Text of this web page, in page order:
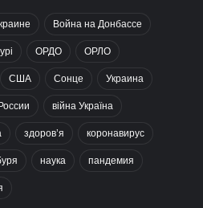
Война на Донбассе
ОРДО ОРЛО
США Сонце Украина
війна Україна
здоров’я коронавирус
наука пандемия